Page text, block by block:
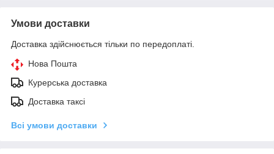
Умови доставки
Доставка здійснюється тільки по передоплаті.
Нова Пошта
Курерська доставка
Доставка таксі
Всі умови доставки